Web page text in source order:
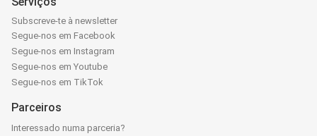
Subscreve-te à newsletter
Segue-nos em Facebook
Segue-nos em Instagram
Segue-nos em Youtube
Segue-nos em TikTok
Parceiros
Interessado numa parceria?